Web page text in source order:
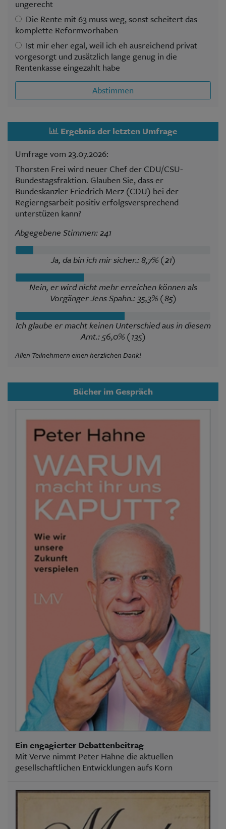
ungerecht
Die Rente mit 63 muss weg, sonst scheitert das
komplette Reformvorhaben
Ist mir eher egal, weil ich eh ausreichend privat
vorgesorgt und zusätzlich lange genug in die
Rentenkasse eingezahlt habe
Abstimmen
Ergebnis der letzten Umfrage
Umfrage vom 23.07.2026:
Thorsten Frei wird neuer Chef der CDU/CSU-
Bundestagsfraktion. Glauben Sie, dass er
Bundeskanzler Friedrich Merz (CDU) bei der
Regierngsarbeit positiv erfolgsversprechend
unterstüzen kann?
Abgegebene Stimmen: 241
Ja, da bin ich mir sicher.: 8,7% (21)
Nein, er wird nicht mehr erreichen können als
Vorgänger Jens Spahn.: 35,3% (85)
Ich glaube er macht keinen Unterschied aus in diesem
Amt.: 56,0% (135)
Allen Teilnehmern einen herzlichen Dank!
Bücher im Gespräch
Ein engagierter Debattenbeitrag
Mit Verve nimmt Peter Hahne die aktuellen
gesellschaftlichen Entwicklungen aufs Korn